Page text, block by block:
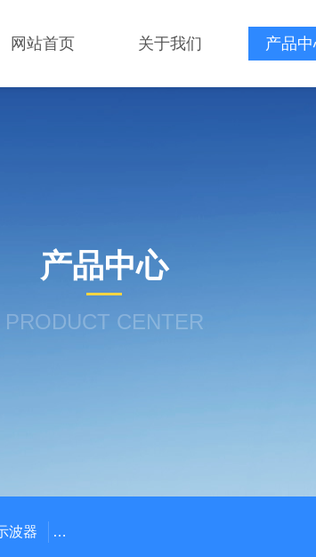
网站首页 关于我们 产品
产品中心
PRODUCT CENTER
波器 ME045/ME085/ME150PCB TDR特性阻